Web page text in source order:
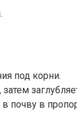
под корни.
почву в